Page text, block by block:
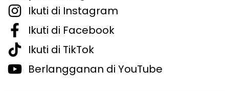
Ikuti di Instagram
Ikuti di Facebook
Ikuti di TikTok
Berlangganan di YouTube